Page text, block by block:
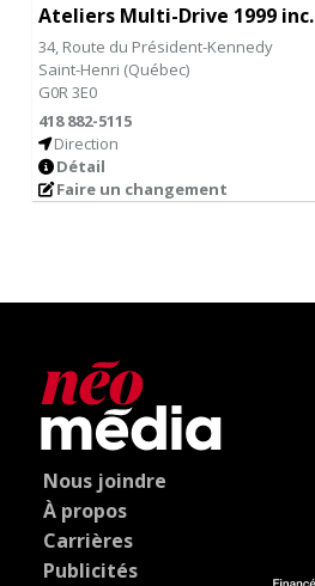
Ateliers Multi-Drive 1999 inc.
34, Route du Président-Kennedy
Saint-Henri (Québec)
G0R 3E0
418 882-5115
Direction
Détail
Faire un changement
Nous joindre
À propos
Carrières
Publicités